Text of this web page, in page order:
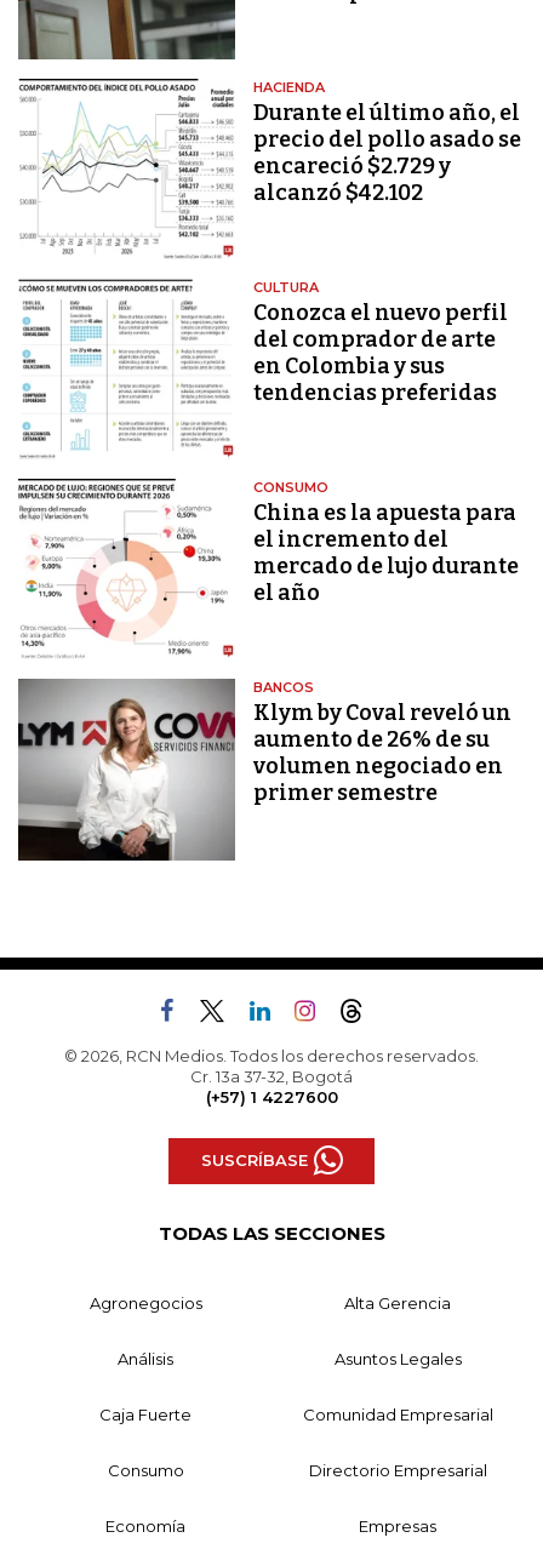
HACIENDA
Durante el último año, el
precio del pollo asado se
encareció $2.729 y
alcanzó $42.102
CULTURA
Conozca el nuevo perfil
del comprador de arte
en Colombia y sus
tendencias preferidas
CONSUMO
China es la apuesta para
el incremento del
mercado de lujo durante
el año
BANCOS
Klym by Coval reveló un
aumento de 26% de su
volumen negociado en
primer semestre
© 2026, RCN Medios. Todos los derechos reservados.
Cr. 13a 37-32, Bogotá
(+57) 1 4227600
SUSCRÍBASE
TODAS LAS SECCIONES
Agronegocios Alta Gerencia
Análisis Asuntos Legales
Caja Fuerte Comunidad Empresarial
Consumo Directorio Empresarial
Economía Empresas